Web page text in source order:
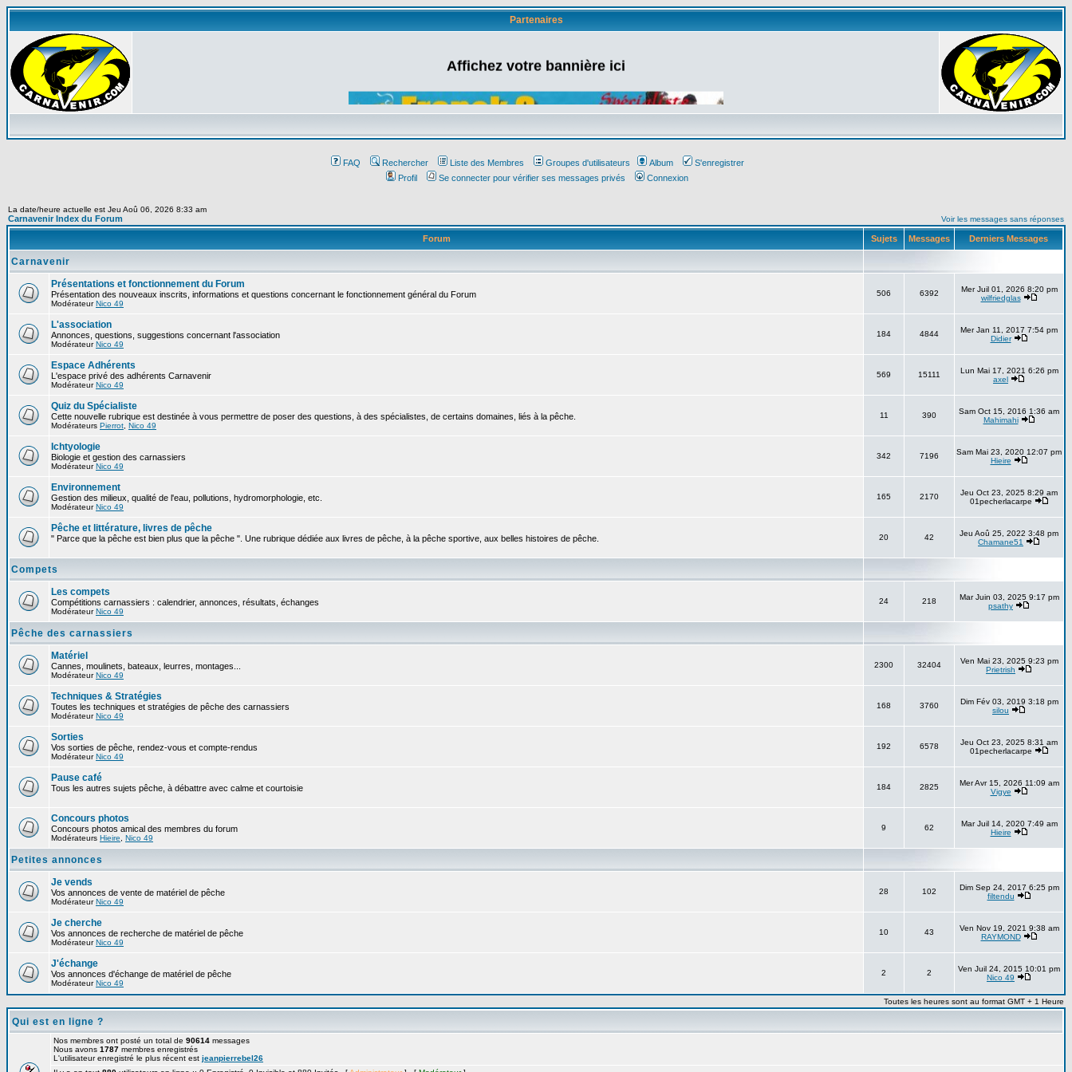
Partenaires
Affichez votre bannière ici
FAQ Rechercher Liste des Membres Groupes d'utilisateurs Album
S'enregistrer
Profil
Se connecter pour vérifier ses messages privés Connexion
La date/heure actuelle est Jeu Aoû 06, 2026 8:33 am
Carnavenir Index du Forum Voir les messages sans réponses
Forum Sujets Messages Derniers Messages
Carnavenir
Présentations et fonctionnement du Forum
Présentation des nouveaux inscrits, informations et questions concernant le fonctionnement général du Forum
ModérateurNico 49
506 6392
Mer Juil 01, 2026 8:20 pm
wilfriedglas
L'association
Annonces, questions, suggestions concernant l'association
ModérateurNico 49
184 4844
Mer Jan 11, 2017 7:54 pm
Didier
Espace Adhérents
L'espace privé des adhérents Carnavenir
ModérateurNico 49
569 15111
Lun Mai 17, 2021 6:26 pm
axel
Quiz du Spécialiste
Cette nouvelle rubrique est destinée à vous permettre de poser des questions, à des spécialistes, de certains domaines, liés à la pêche.
Modérateurs Pierrot Nico 49
11 390
Sam Oct 15, 2016 1:36 am
Mahimahi
Ichtyologie
Biologie et gestion des carnassiers
ModérateurNico 49
342 7196
Sam Mai 23, 2020 12:07 pm
Hieire
Environnement
Gestion des milieux, qualité de l'eau, pollutions, hydromorphologie, etc.
ModérateurNico 49
165 2170
Jeu Oct 23, 2025 8:29 am
01pecherlacarpe
Pêche et littérature, livres de pêche
" Parce que la pêche est bien plus que la pêche ". Une rubrique dédiée aux livres de pêche, à la pêche sportive, aux belles histoires de pêche. 20 42
Jeu Aoû 25, 2022 3:48 pm
Chamane51
Compets
Les compets
Compétitions carnassiers : calendrier, annonces, résultats, échanges
ModérateurNico 49
24 218
Mar Juin 03, 2025 9:17 pm
psathy
Pêche des carnassiers
Matériel
Cannes, moulinets, bateaux, leurres, montages...
ModérateurNico 49
2300 32404
Ven Mai 23, 2025 9:23 pm
Prietrish
Techniques & Stratégies
Toutes les techniques et stratégies de pêche des carnassiers
ModérateurNico 49
168 3760
Dim Fév 03, 2019 3:18 pm
silou
Sorties
Vos sorties de pêche, rendez-vous et compte-rendus
ModérateurNico 49
192 6578
Jeu Oct 23, 2025 8:31 am
01pecherlacarpe
Pause café
Tous les autres sujets pêche, à débattre avec calme et courtoisie 184 2825
Mer Avr 15, 2026 11:09 am
Vigye
Concours photos
Concours photos amical des membres du forum
Modérateurs Hieire Nico 49
9 62
Mar Juil 14, 2020 7:49 am
Hieire
Petites annonces
Je vends
Vos annonces de vente de matériel de pêche
ModérateurNico 49
28 102
Dim Sep 24, 2017 6:25 pm
filtendu
Je cherche
Vos annonces de recherche de matériel de pêche
ModérateurNico 49
10 43
Ven Nov 19, 2021 9:38 am
RAYMOND
J'échange
Vos annonces d'échange de matériel de pêche
ModérateurNico 49
2 2
Ven Juil 24, 2015 10:01 pm
Nico 49
Toutes les heures sont au format GMT + 1 Heure
Qui est en ligne ?
Nos membres ont posté un total de 90614 messages
Nous avons 1787 membres enregistrés
L'utilisateur enregistré le plus récent est jeanpierrebel26